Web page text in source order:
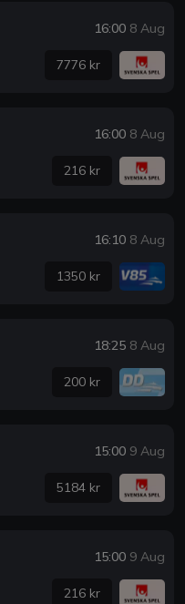
16:00 8 Aug
7776 kr
16:00 8 Aug
216 kr
16:10 8 Aug
1350 kr
18:25 8 Aug
200 kr
15:00 9 Aug
5184 kr
15:00 9 Aug
216 kr